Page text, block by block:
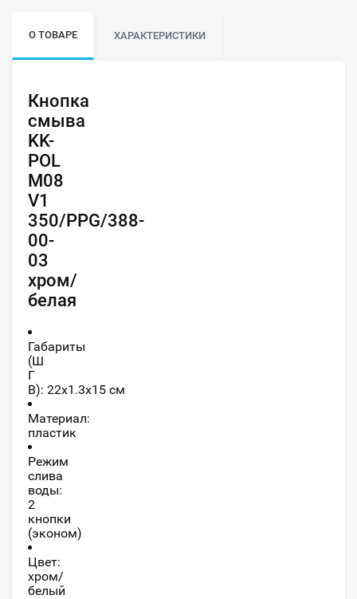
О ТОВАРЕ ХАРАКТЕРИСТИКИ
Кнопка
смыва
KK-
POL
M08
V1
350/PPG/388-
00-
03
хром/
белая
Габариты
(Ш
Г
В): 22x1.3x15 см
Материал:
пластик
Режим
слива
воды:
2
кнопки
(эконом)
Цвет:
хром/
белый